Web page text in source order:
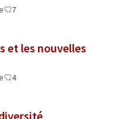
7
et les nouvelles
4